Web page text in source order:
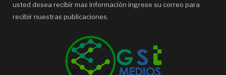
usted desea recibir mas información ingrese su correo para
recibir nuestras publicaciones.